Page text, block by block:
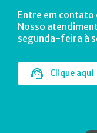
Entre em contato
Nosso
segunda-feira à
Clique aqui